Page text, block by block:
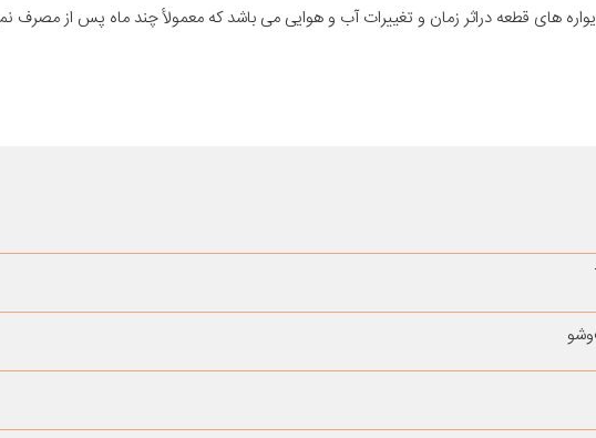
های قطعه دراثر زمان و تغییرات آب و هوایی می باشد که معمولأ چند ماه پس از مصرف